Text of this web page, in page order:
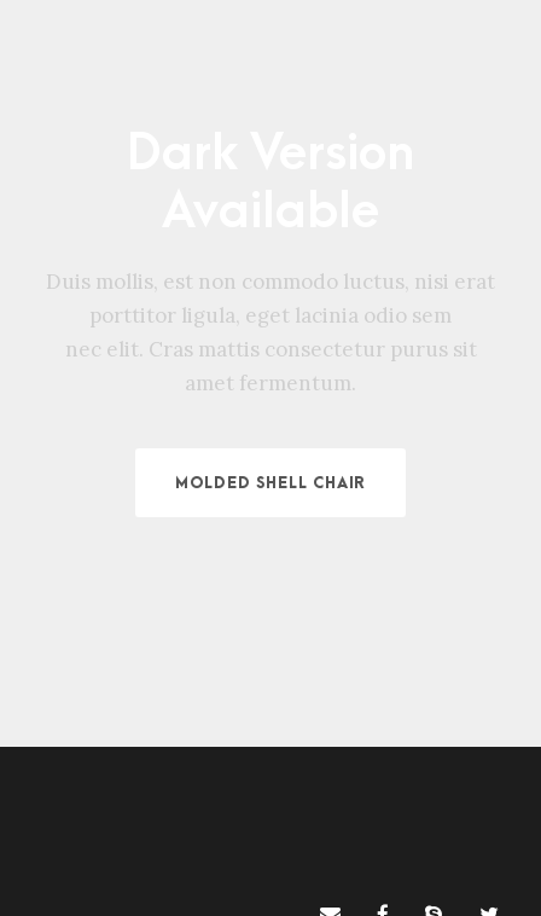
Duis mollis, est non commodo luctus, nisi erat
porttitor ligula, eget lacinia odio sem
nec elit. Cras mattis consectetur purus sit
amet fermentum.
MOLDED SHELL CHAIR